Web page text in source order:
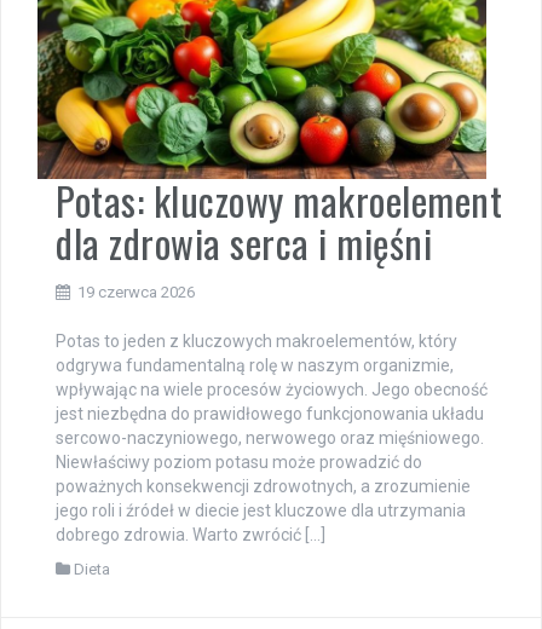
Potas: kluczowy makroelement
dla zdrowia serca i mięśni
19 czerwca 2026
Potas to jeden z kluczowych makroelementów, który
odgrywa fundamentalną rolę w naszym organizmie,
wpływając na wiele procesów życiowych. Jego obecność
jest niezbędna do prawidłowego funkcjonowania układu
sercowo-naczyniowego, nerwowego oraz mięśniowego.
Niewłaściwy poziom potasu może prowadzić do
poważnych konsekwencji zdrowotnych, a zrozumienie
jego roli i źródeł w diecie jest kluczowe dla utrzymania
dobrego zdrowia. Warto zwrócić […]
Dieta